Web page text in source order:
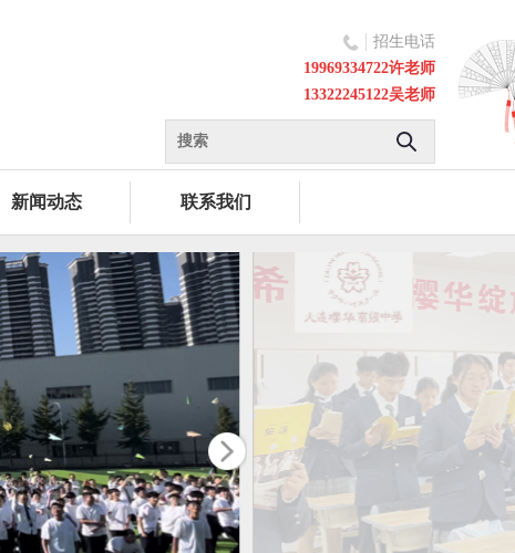
招生电话
19969334722许老师
13322245122吴老师
新闻动态 联系我们